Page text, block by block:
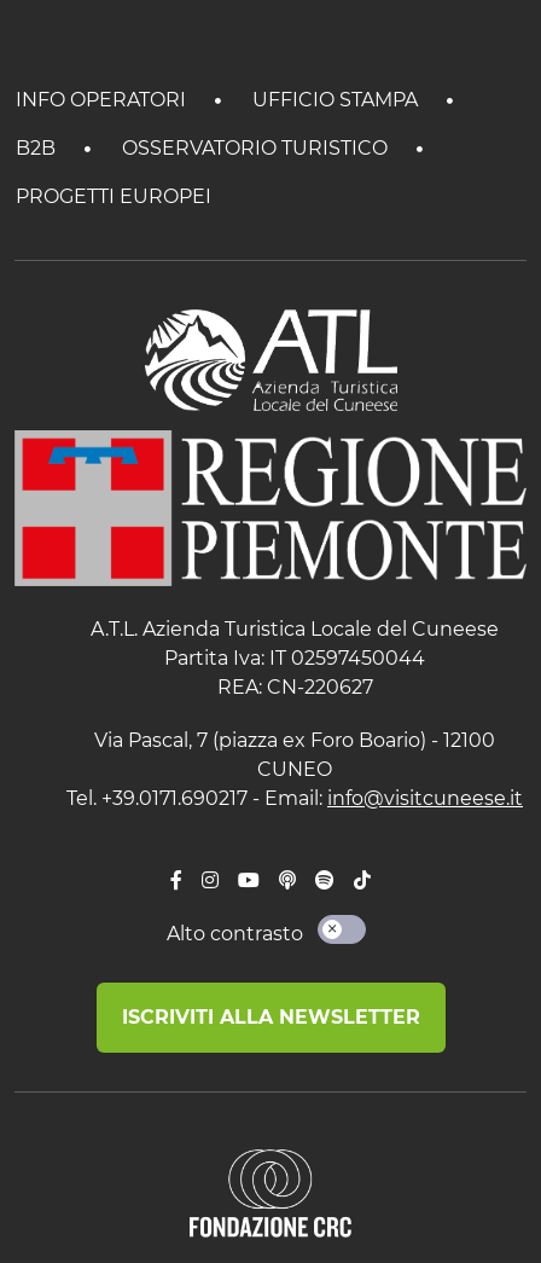
INFO OPERATORI UFFICIO STAMPA
B2B OSSERVATORIO TURISTICO
PROGETTI EUROPEI
A.T.L. Azienda Turistica Locale del Cuneese
Partita Iva: IT 02597450044
REA: CN-220627
Via Pascal, 7 (piazza ex Foro Boario) - 12100
CUNEO
Tel. +39.0171.690217 - Email: info@visitcuneese.it
Alto contrasto
ISCRIVITI ALLA NEWSLETTER